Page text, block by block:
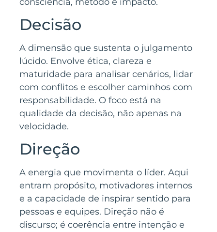
Decisão
A dimensão que sustenta o julgamento
lúcido. Envolve ética, clareza e
maturidade para analisar cenários, lidar
com conflitos e escolher caminhos com
responsabilidade. O foco está na
qualidade da decisão, não apenas na
velocidade.
Direção
A energia que movimenta o líder. Aqui
entram propósito, motivadores internos
e a capacidade de inspirar sentido para
pessoas e equipes. Direção não é
discurso; é coerência entre intenção e